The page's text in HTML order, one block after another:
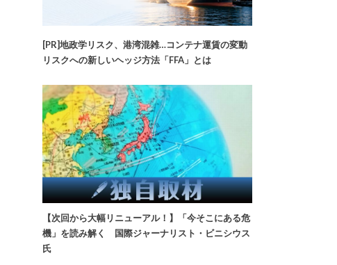
[PR]地政学リスク、港湾混雑…コンテナ運賃の変動
リスクへの新しいヘッジ方法「FFA」とは
【次回から大幅リニューアル！】「今そこにある危
機」を読み解く 国際ジャーナリスト・ビニシウス
氏